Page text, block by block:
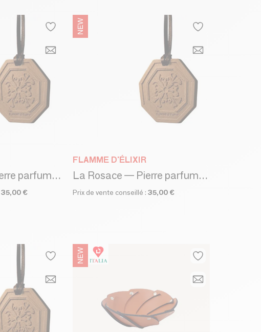
La Rosace — Pierre parfumée - PARFUM DE ROSES PATCHOULI
35,00 €
FLAMME D'ÉLIXIR
La Rosace — Pierre parfumée - PARFUM DE JASMIN ET D'ABRICOT
Prix de vente conseillé :35,00 €